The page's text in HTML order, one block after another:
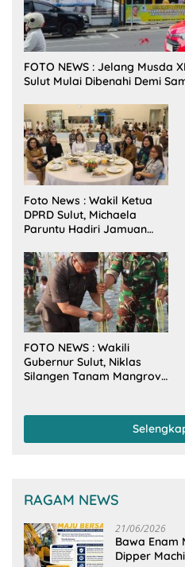
FOTO NEWS : Jelang Musda
Sulut Mulai Dibenahi Demi
Foto News : Wakil Ketua
DPRD Sulut, Michaela
Paruntu Hadiri Jamuan
Sulut Bersama Wamenkes
RI
FOTO NEWS : Wakili
Gubernur Sulut, Niklas
Silangen Tanam Mangrove
RAGAM NEWS
21/06/2026
Bawa Enam
Dipper